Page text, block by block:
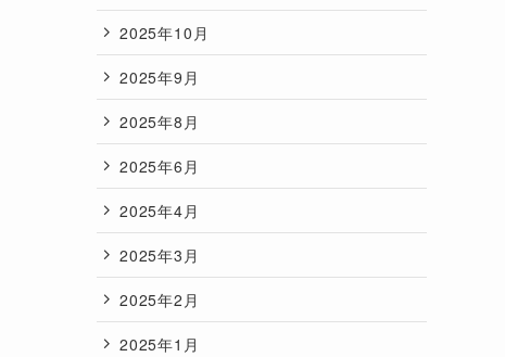
2025年10月
2025年9月
2025年8月
2025年6月
2025年4月
2025年3月
2025年2月
2025年1月